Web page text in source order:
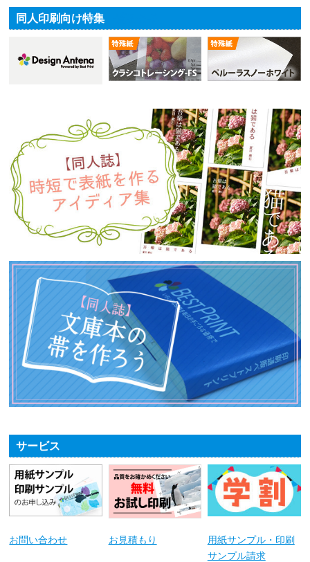
同人印刷向け特集
サービス
お問い合わせ お見積もり
用紙サンプル・印刷
サンプル請求